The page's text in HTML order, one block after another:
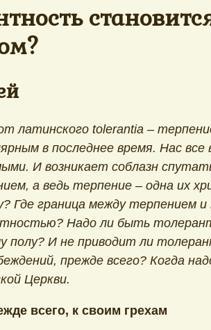
латинского tolerantia –
в последнее время. Нас
И возникает соблазн
а ведь терпение – одна их
Где граница между терпением
Надо ли быть
полу? И не приводит ли
прежде всего? Когда
Церкви.
всего, к своим грехам